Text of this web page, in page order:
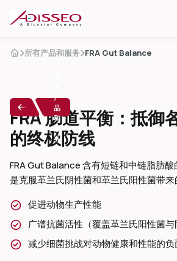
所有产品和服务 FRA Gut Balance
产
品
和
服
务
FRA 肠道平衡：抵御
的终极防线
FRA Gut Balance 含有短链和中链脂肪酸
是克服革兰氏阴性菌和革兰氏阳性菌带来
促进动物生产性能
广谱抗菌活性（覆盖革兰氏阳性菌与
减少细菌挑战对动物健康和性能的负